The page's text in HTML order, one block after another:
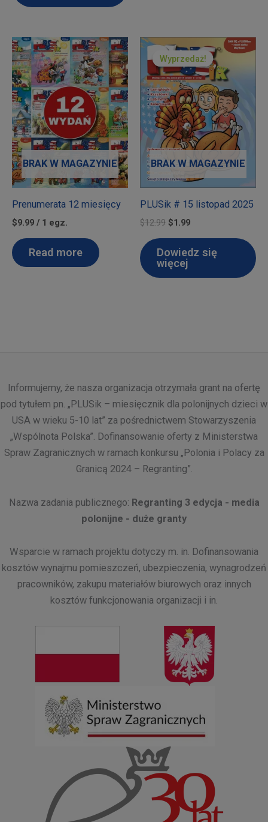
BRAK W MAGAZYNIE
Prenumerata 12 miesięcy
$9.99 / 1 egz.
Read more
Wyprzedaż!
BRAK W MAGAZYNIE
Wyprzedaż!
PLUSik # 15 listopad 2025
$12.99 Pierwotna
$12.99.
$1.99Aktualna
$1.99.
Dowiedz się
więcej
Informujemy, że nasza organizacja otrzymała grant na ofertę
pod tytułem pn. „PLUSik – miesięcznik dla polonijnych dzieci w
USA w wieku 5-10 lat” za pośrednictwem Stowarzyszenia
„Wspólnota Polska”. Dofinansowanie oferty z Ministerstwa
Spraw Zagranicznych w ramach konkursu „Polonia i Polacy za
Granicą 2024 – Regranting”.
Nazwa zadania publicznego: Regranting 3 edycja - media
polonijne - duże granty
Wsparcie w ramach projektu dotyczy m. in. Dofinansowania
kosztów wynajmu pomieszczeń, ubezpieczenia, wynagrodzeń
pracowników, zakupu materiałów biurowych oraz innych
kosztów funkcjonowania organizacji i in.